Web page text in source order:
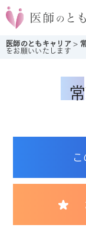
医師のともキャリア >
をお願いいたします